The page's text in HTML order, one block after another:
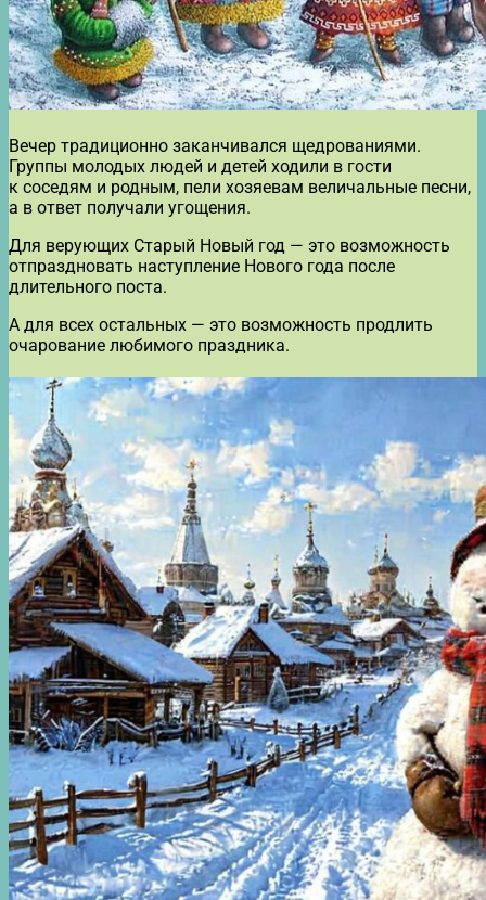
Вечер традиционно заканчивался щедрованиями.
Группы молодых людей и детей ходили в гости
к соседям и родным, пели хозяевам величальные песни,
а в ответ получали угощения.
Для верующих Старый Новый год — это возможность
отпраздновать наступление Нового года после
длительного поста.
А для всех остальных — это возможность продлить
очарование любимого праздника.